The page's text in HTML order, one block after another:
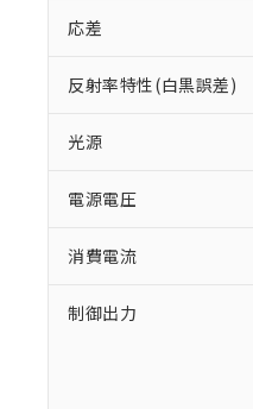
応差
反射率特性(白黒誤差)
光源
電源電圧
消費電流
制御出力